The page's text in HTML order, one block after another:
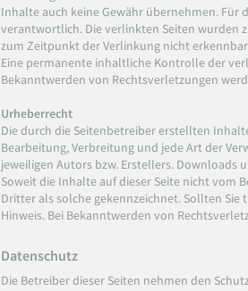
Inhalte auch keine Gewähr übernehmen. Für
verantwortlich. Die verlinkten Seiten wurden
zum Zeitpunkt der Verlinkung nicht
Eine permanente inhaltliche Kontrolle der
Bekanntwerden von Rechtsverletzungen
Urheberrecht
Die durch die Seitenbetreiber erstellten
Bearbeitung, Verbreitung und jede Art der
jeweiligen Autors bzw. Erstellers. Downloads
Soweit die Inhalte auf dieser Seite nicht vom
Dritter als solche gekennzeichnet. Sollten
Hinweis. Bei Bekanntwerden von
Datenschutz
Die Betreiber dieser Seiten nehmen den